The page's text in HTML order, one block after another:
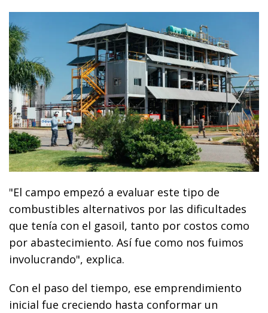
"El campo empezó a evaluar este tipo de
combustibles alternativos por las dificultades
que tenía con el gasoil, tanto por costos como
por abastecimiento. Así fue como nos fuimos
involucrando", explica.
Con el paso del tiempo, ese emprendimiento
inicial fue creciendo hasta conformar un